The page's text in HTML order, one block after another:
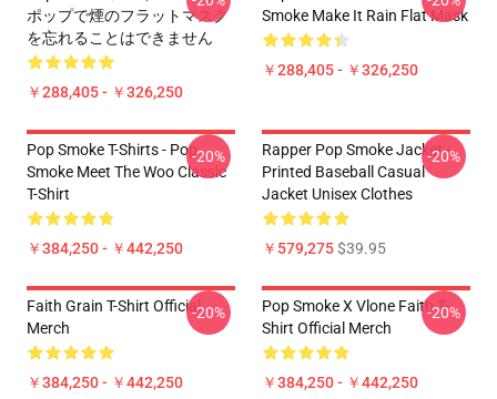
ポップで煙のフラットマスク
を忘れることはできません
￥288,405 - ￥326,250
Smoke Make It Rain Flat Mask
￥288,405 - ￥326,250
Pop Smoke T-Shirts - Pop
Smoke Meet The Woo Classic
T-Shirt
￥384,250 - ￥442,250
-20%
Rapper Pop Smoke Jacket -
Printed Baseball Casual
Jacket Unisex Clothes
￥579,275$39.95
-20%
Faith Grain T-Shirt Official
Merch
￥384,250 - ￥442,250
-20%
Pop Smoke X Vlone Faith T-
Shirt Official Merch
￥384,250 - ￥442,250
-20%